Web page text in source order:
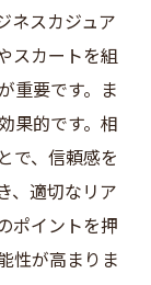
ネスカジュア
スカートを組
重要です。ま
果的です。相
で、信頼感を
、適切なリア
ポイントを押
性が高まりま